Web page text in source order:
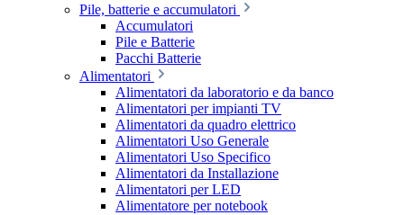
Pile, batterie e accumulatori
Accumulatori
Pile e Batterie
Pacchi Batterie
Alimentatori
Alimentatori da laboratorio e da banco
Alimentatori per impianti TV
Alimentatori da quadro elettrico
Alimentatori Uso Generale
Alimentatori Uso Specifico
Alimentatori da Installazione
Alimentatori per LED
Alimentatore per notebook